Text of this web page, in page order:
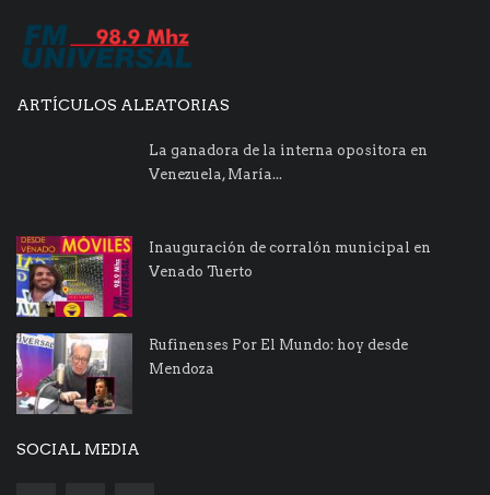
ARTÍCULOS ALEATORIAS
La ganadora de la interna opositora en
Venezuela, María...
Inauguración de corralón municipal en
Venado Tuerto
Rufinenses Por El Mundo: hoy desde
Mendoza
SOCIAL MEDIA